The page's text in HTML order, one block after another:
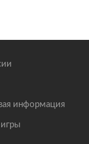
информация